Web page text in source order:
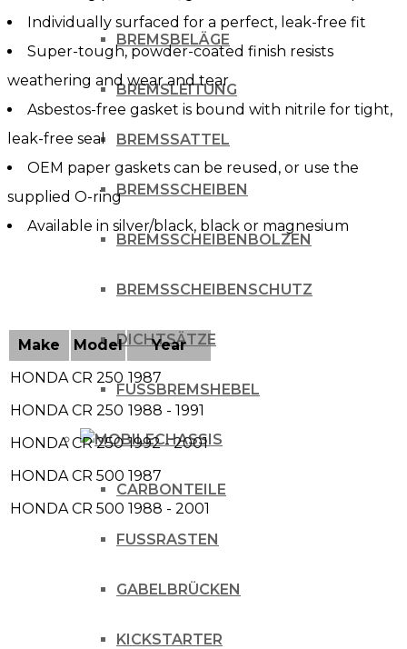
BREMSBELÄGE
BREMSLEITUNG
BREMSSATTEL
BREMSSCHEIBEN
BREMSSCHEIBENBOLZEN
BREMSSCHEIBENSCHUTZ
DICHTSÄTZE
FUSSBREMSHEBEL
CHASSIS
CARBONTEILE
FUSSRASTEN
GABELBRÜCKEN
KICKSTARTER
Individually surfaced for a perfect, leak-free fit
Super-tough, powder-coated finish resists
weathering and wear and tear
Asbestos-free gasket is bound with nitrile for tight,
leak-free seal
OEM paper gaskets can be reused, or use the
supplied O-ring
Available in silver/black, black or magnesium
Make Model
Year
HONDA CR 250 1987
HONDA CR 250 1988 - 1991
HONDA CR 250 1992 - 2001
HONDA CR 500 1987
HONDA CR 500 1988 - 2001